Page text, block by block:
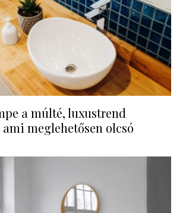
a múlté, luxustrend
meglehetősen olcsó